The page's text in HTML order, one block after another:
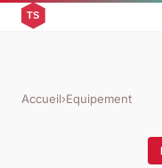
Accueil›Equipement